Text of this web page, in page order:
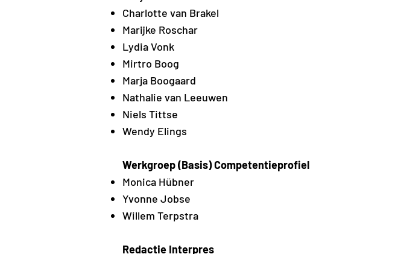
Charlotte van Brakel
Marijke Roschar
Lydia Vonk
Mirtro Boog
Marja Boogaard
Nathalie van Leeuwen
Niels Tittse
Wendy Elings
Werkgroep (Basis) Competentieprofiel
Monica Hübner
Yvonne Jobse
Willem Terpstra
Redactie Interpres